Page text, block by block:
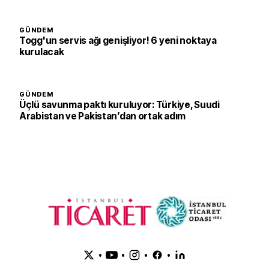
GÜNDEM
Togg'un servis ağı genişliyor! 6 yeni noktaya
kurulacak
GÜNDEM
Üçlü savunma paktı kuruluyor: Türkiye, Suudi
Arabistan ve Pakistan’dan ortak adım
• • • •